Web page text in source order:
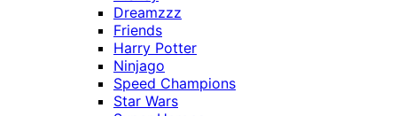
Dreamzzz
Friends
Harry Potter
Ninjago
Speed Champions
Star Wars